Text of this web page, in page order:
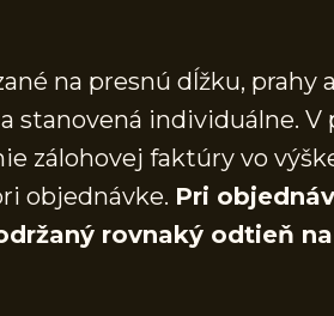
na presnú dĺžku, prahy
stanovená individuálne. V
zálohovej faktúry vo
objednávke. Pri
rovnaký odtieň